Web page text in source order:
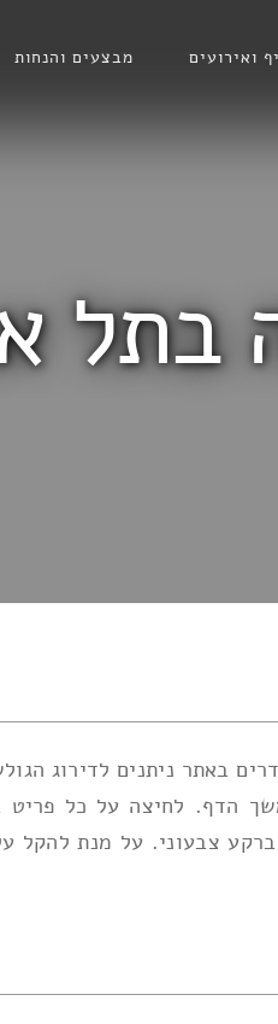
בתל
ואירועים מבצעים והנחות
באתר ניתנים לדירוג
הדף. לחיצה על כל פריט
צבעוני. על מנת להקל